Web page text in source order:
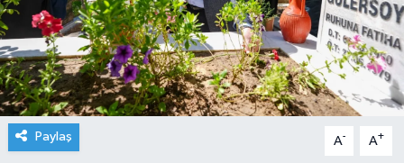
Paylaş A- A+